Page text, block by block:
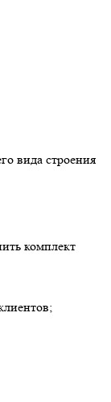
вида строения
комплект